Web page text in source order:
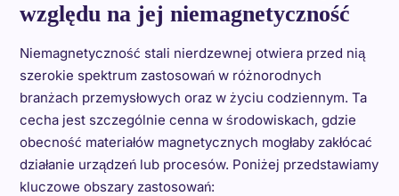
względu na jej niemagnetyczność
Niemagnetyczność stali nierdzewnej otwiera przed nią
szerokie spektrum zastosowań w różnorodnych
branżach przemysłowych oraz w życiu codziennym. Ta
cecha jest szczególnie cenna w środowiskach, gdzie
obecność materiałów magnetycznych mogłaby zakłócać
działanie urządzeń lub procesów. Poniżej przedstawiamy
kluczowe obszary zastosowań: